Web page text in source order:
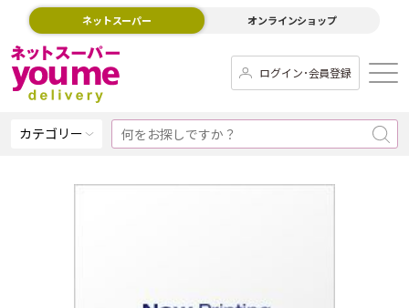
ネットスーパー オンラインショップ
ログイン･会員登録
カテゴリー